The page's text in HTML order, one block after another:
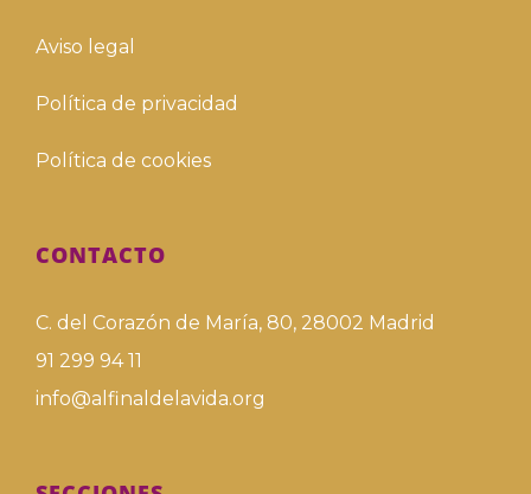
Aviso legal
Política de privacidad
Política de cookies
CONTACTO
C. del Corazón de María, 80, 28002 Madrid
91 299 94 11
info@alfinaldelavida.org